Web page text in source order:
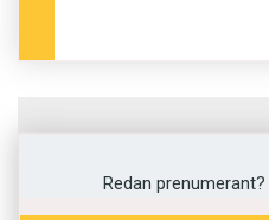
Redan prenumerant?